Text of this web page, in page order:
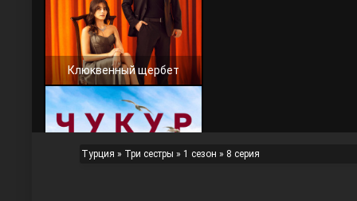
Клюквенный щербет
Турция » Три сестры » 1 сезон » 8 серия